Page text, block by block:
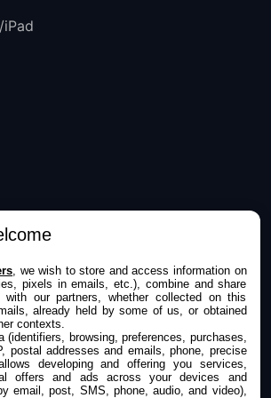
Kardon SoundSticks 5 Haut-Parleur
FE 6,7\" 5G Nano SIM 128 Go
20 sur PC (code à télécharger)
Rue Du Commerce (Vendeur Tiers)
, we wish to store and access information on
pixels in emails, etc.), combine and share
with our partners, whether collected on this
already held by some of us, or obtained
contexts.
(identifiers, browsing, preferences, purchases,
postal addresses and emails, phone, precise
developing and offering you services,
offers and ads across your devices and
email, post, SMS, phone, audio, and video),